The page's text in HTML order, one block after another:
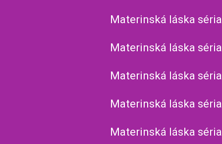
Materinská láska
Materinská láska
Materinská láska
Materinská láska
Materinská láska